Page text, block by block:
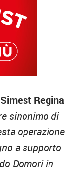
Simest Regina
sinonimo di
operazione
a supporto
Domori in